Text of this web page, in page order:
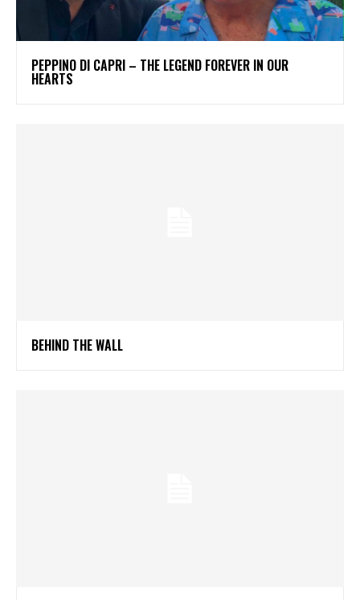
PEPPINO DI CAPRI – THE LEGEND FOREVER IN OUR
HEARTS
BEHIND THE WALL